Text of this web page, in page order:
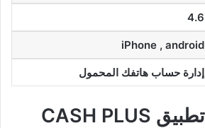
4.6
iPhone , android
إدارة حساب هاتفك المحمول
اهمية تحميل تطبيق CASH PLUS